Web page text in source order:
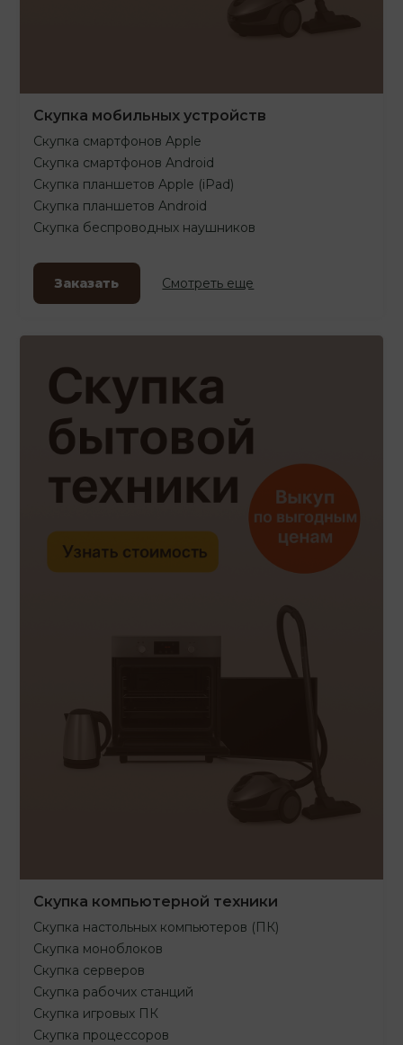
Скупка мобильных устройств
Скупка смартфонов Apple
Скупка смартфонов Android
Скупка планшетов Apple (iPad)
Скупка планшетов Android
Скупка беспроводных наушников
Заказать Смотреть еще
Скупка компьютерной техники
Скупка настольных компьютеров (ПК)
Скупка моноблоков
Скупка серверов
Скупка рабочих станций
Скупка игровых ПК
Скупка процессоров